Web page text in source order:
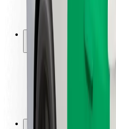
Bezpečnost na koloběžce
Laboratoř bezpečnosti
Města
Lokality
Řešení pro města
Letiště
Nabíjecí stanice Bolt